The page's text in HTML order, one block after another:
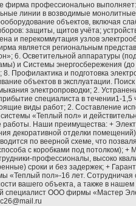
фирма профессионально
линии в возводимые
объектов, включая
защиты, щитов учёта;
и перекоммутация узлов
является региональным
6. Осветительной аппаратуры
и Системы энергосбережения
8. Профилактика и подготовка
объектов в эксплуатации.
электропроводки; 2.
специалиста в течении1-
виды работ; 2. Составление
«Теплый пол» и
Наши преимущества: +
декоративной отделки
по веерной схеме, что
с коробками под потолком);
профессионалы, высоко
сроки и без задержек; +
«Теплый пол»-16 лет.
вашего объекта, а также в
специалист ООО фирмы «Мастер